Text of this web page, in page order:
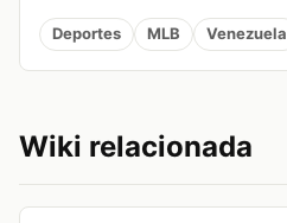
Deportes MLB Venezuela
Wiki relacionada